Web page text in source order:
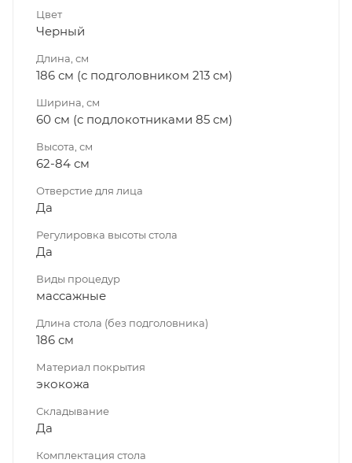
Цвет
Черный
Длина, см
186 см (с подголовником 213 см)
Ширина, см
60 см (с подлокотниками 85 см)
Высота, см
62-84 см
Отверстие для лица
Да
Регулировка высоты стола
Да
Виды процедур
массажные
Длина стола (без подголовника)
186 см
Материал покрытия
экокожа
Складывание
Да
Комплектация стола